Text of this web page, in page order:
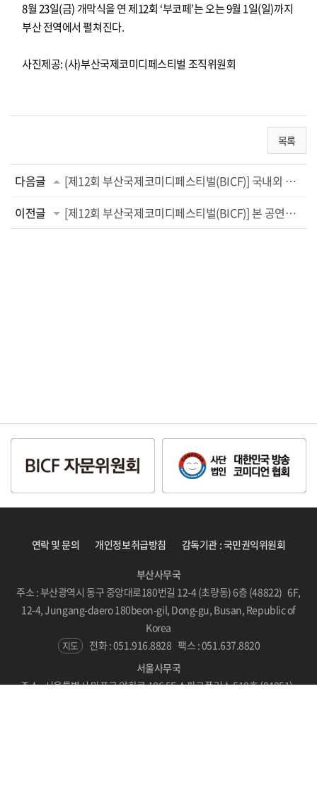
8월 23일(금) 개막식을 연 제12회 ‘부코페’는 오는 9월 1일(일)까지
부산 전역에서 펼쳐진다.
사진제공: (사)부산국제코미디페스티벌 조직위원회
목록
다음글
[제12회 부산국제코미디페스티벌(BICF)] 국내외 10개 팀의 화려한 쇼가 펼쳐진다! 부산 일대 ...
이전글
[제12회 부산국제코미디페스티벌(BICF)] 본 공연만큼이나 다채로운 부대행사! 부산 웃음 ...
연락 및 문의 개인정보취급방침 감독기관 : 국민권익위원회
부산사무국
주소 : 부산광역시 동구 중앙대로180번길 12-4 (초량동) 6층 (48822) 6F,
12-4, Jungang-daero 180beon-gil, Dong-gu, Busan, Republic of
Korea
지도 전화 : 051.916.8828 팩스 : 051.637.8820
서울사무국
주소 : 서울특별시 마포구 양화로 186 5F 스파크플러스 510호 (04051)